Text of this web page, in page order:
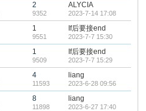
2
9352
ALYCIA
2023-7-14 17:08
1
9551
If后要接end
2023-7-7 15:30
1
9509
If后要接end
2023-7-7 15:29
4
11593
liang
2023-6-28 09:56
8
11898
liang
2023-6-27 17:40